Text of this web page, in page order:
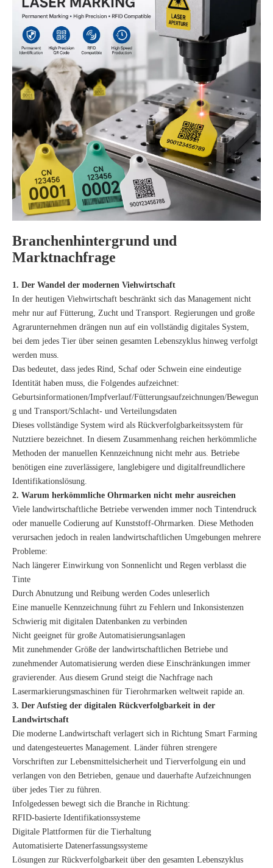
Branchenhintergrund und
Marktnachfrage
1. Der Wandel der modernen Viehwirtschaft
In der heutigen Viehwirtschaft beschränkt sich das Management nicht
mehr nur auf Fütterung, Zucht und Transport. Regierungen und große
Agrarunternehmen drängen nun auf ein vollständig digitales System,
bei dem jedes Tier über seinen gesamten Lebenszyklus hinweg verfolgt
werden muss.
Das bedeutet, dass jedes Rind, Schaf oder Schwein eine eindeutige
Identität haben muss, die Folgendes aufzeichnet:
Geburtsinformationen/Impfverlauf/Fütterungsaufzeichnungen/Bewegun
g und Transport/Schlacht- und Verteilungsdaten
Dieses vollständige System wird als Rückverfolgbarkeitssystem für
Nutztiere bezeichnet. In diesem Zusammenhang reichen herkömmliche
Methoden der manuellen Kennzeichnung nicht mehr aus. Betriebe
benötigen eine zuverlässigere, langlebigere und digitalfreundlichere
Identifikationslösung.
2. Warum herkömmliche Ohrmarken nicht mehr ausreichen
Viele landwirtschaftliche Betriebe verwenden immer noch Tintendruck
oder manuelle Codierung auf Kunststoff-Ohrmarken. Diese Methoden
verursachen jedoch in realen landwirtschaftlichen Umgebungen mehrere
Probleme:
Nach längerer Einwirkung von Sonnenlicht und Regen verblasst die
Tinte
Durch Abnutzung und Reibung werden Codes unleserlich
Eine manuelle Kennzeichnung führt zu Fehlern und Inkonsistenzen
Schwierig mit digitalen Datenbanken zu verbinden
Nicht geeignet für große Automatisierungsanlagen
Mit zunehmender Größe der landwirtschaftlichen Betriebe und
zunehmender Automatisierung werden diese Einschränkungen immer
gravierender. Aus diesem Grund steigt die Nachfrage nach
Lasermarkierungsmaschinen für Tierohrmarken weltweit rapide an.
3. Der Aufstieg der digitalen Rückverfolgbarkeit in der
Landwirtschaft
Die moderne Landwirtschaft verlagert sich in Richtung Smart Farming
und datengesteuertes Management. Länder führen strengere
Vorschriften zur Lebensmittelsicherheit und Tierverfolgung ein und
verlangen von den Betrieben, genaue und dauerhafte Aufzeichnungen
über jedes Tier zu führen.
Infolgedessen bewegt sich die Branche in Richtung:
RFID-basierte Identifikationssysteme
Digitale Plattformen für die Tierhaltung
Automatisierte Datenerfassungssysteme
Lösungen zur Rückverfolgbarkeit über den gesamten Lebenszyklus